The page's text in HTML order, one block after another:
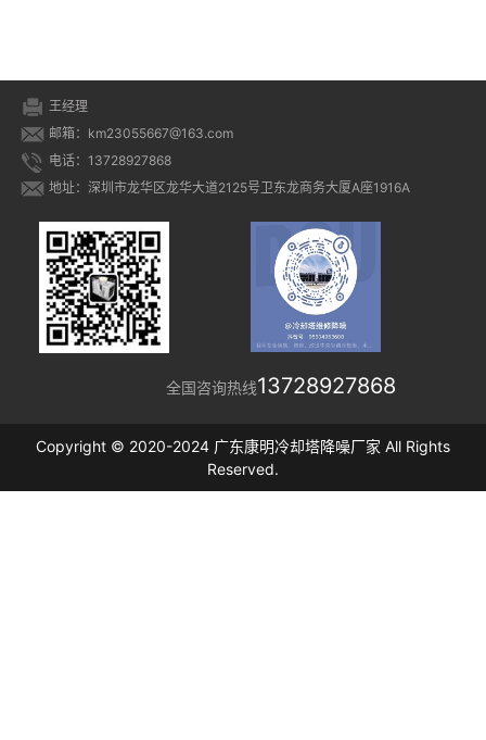
王经理
邮箱：km23055667@163.com
电话：13728927868
地址：深圳市龙华区龙华大道2125号卫东龙商务大厦A座1916A
全国咨询热线13728927868
Copyright © 2020-2024 广东康明冷却塔降噪厂家 All Rights
Reserved.